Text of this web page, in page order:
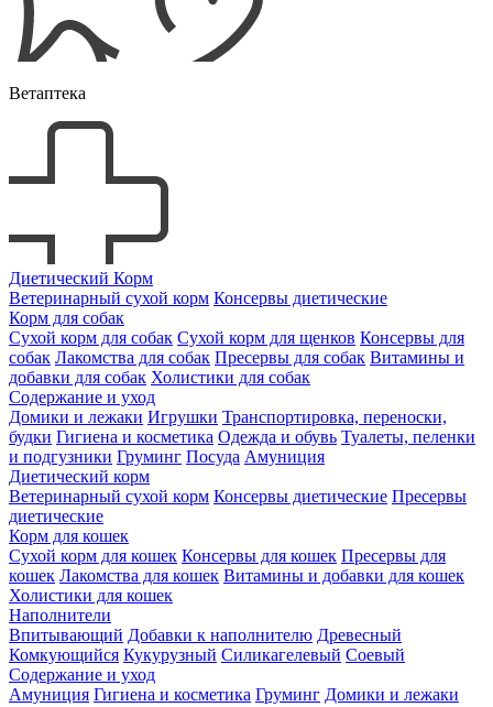
Ветаптека
Диетический Корм
Ветеринарный сухой корм Консервы диетические
Корм для собак
Сухой корм для собак Сухой корм для щенков Консервы для
собак Лакомства для собак Пресервы для собак Витамины и
добавки для собак Холистики для собак
Содержание и уход
Домики и лежаки Игрушки Транспортировка, переноски,
будки Гигиена и косметика Одежда и обувь Туалеты, пеленки
и подгузники Груминг Посуда Амуниция
Диетический корм
Ветеринарный сухой корм Консервы диетические Пресервы
диетические
Корм для кошек
Сухой корм для кошек Консервы для кошек Пресервы для
кошек Лакомства для кошек Витамины и добавки для кошек
Холистики для кошек
Наполнители
Впитывающий Добавки к наполнителю Древесный
Комкующийся Кукурузный Силикагелевый Соевый
Содержание и уход
Амуниция Гигиена и косметика Груминг Домики и лежаки